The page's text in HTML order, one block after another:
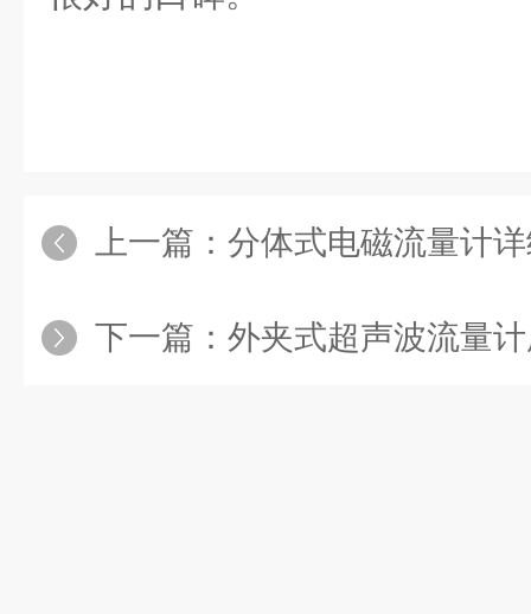
上一篇： 分体式电磁流量计
下一篇： 外夹式超声波流量